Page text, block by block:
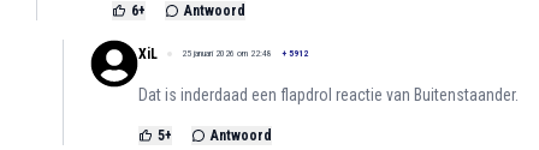
6+ Antwoord
XiL 25 januari 2026 om 22:48 + 5912
Dat is inderdaad een flapdrol reactie van Buitenstaander.
5+ Antwoord